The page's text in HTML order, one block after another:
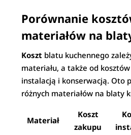
Porównanie
materiałów na
Koszt blatu kuchennego
materiału, a także od
instalacją i konserwacją. Oto
różnych materiałów na blaty
Materiał
Koszt
zakupu